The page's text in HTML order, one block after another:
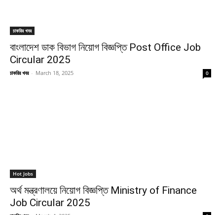
চাকরির খবর
বাংলাদেশ ডাক বিভাগ নিয়োগ বিজ্ঞপ্তি Post Office Job
Circular 2025
চাকরির খবর - March 18, 2025 0
Hot Jobs
অর্থ মন্ত্রণালয়ে নিয়োগ বিজ্ঞপ্তি Ministry of Finance
Job Circular 2025